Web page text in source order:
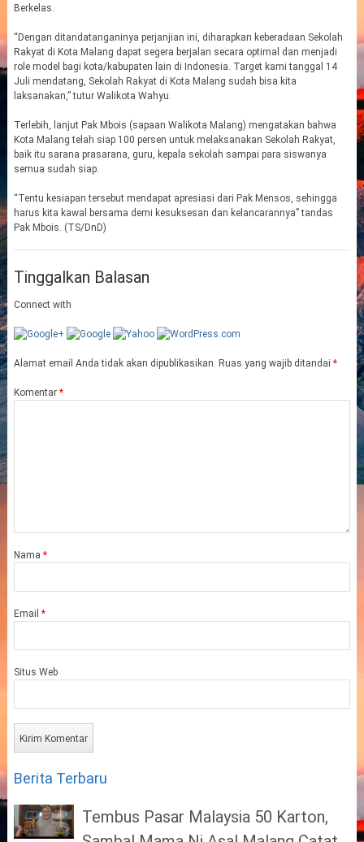
Berkelas.
“Dengan ditandatanganinya perjanjian ini, diharapkan keberadaan Sekolah
Rakyat di Kota Malang dapat segera berjalan secara optimal dan menjadi
role model bagi kota/kabupaten lain di Indonesia. Target kami tanggal 14
Juli mendatang, Sekolah Rakyat di Kota Malang sudah bisa kita
laksanakan,” tutur Walikota Wahyu.
Terlebih, lanjut Pak Mbois (sapaan Walikota Malang) mengatakan bahwa
Kota Malang telah siap 100 persen untuk melaksanakan Sekolah Rakyat,
baik itu sarana prasarana, guru, kepala sekolah sampai para siswanya
semua sudah siap.
“Tentu kesiapan tersebut mendapat apresiasi dari Pak Mensos, sehingga
harus kita kawal bersama demi kesuksesan dan kelancarannya” tandas
Pak Mbois. (TS/DnD)
Tinggalkan Balasan
Connect with
Alamat email Anda tidak akan dipublikasikan. Ruas yang wajib ditandai *
Komentar *
Nama *
Email *
Situs Web
Berita Terbaru
Tembus Pasar Malaysia 50 Karton,